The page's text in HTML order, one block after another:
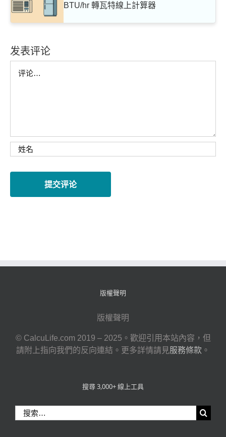
BTU/hr 轉瓦特線上計算器
发表评论
版權聲明
版權聲明
© CalcuLife.com 2019 – 2025。歡迎引用本站內容，但
請附上指向我們的反向連結。更多詳情請見服務條款 。
搜尋 3,000+ 線上工具
索